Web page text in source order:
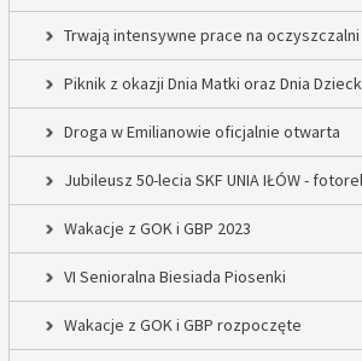
Trwają intensywne prace na
Piknik z okazji Dnia Matki oraz Dnia
Droga w Emilianowie oficjalnie otwarta
Jubileusz 50-lecia SKF UNIA IŁÓW -
Wakacje z GOK i GBP 2023
VI Senioralna Biesiada Piosenki
Wakacje z GOK i GBP rozpoczęte